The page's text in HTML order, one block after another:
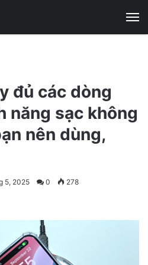
đủ các dòng
năng sạc không
nên dùng,
5, 2025 0 278